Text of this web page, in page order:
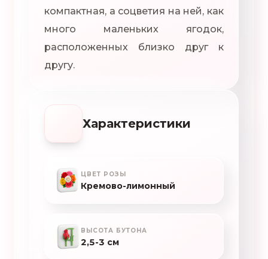
компактная, а соцветия на ней, как
много маленьких ягодок,
расположенных близко друг к
другу.
Характеристики
ЦВЕТ РОЗЫ
Кремово-лимонный
ВЫСОТА БУТОНА
2,5-3 см